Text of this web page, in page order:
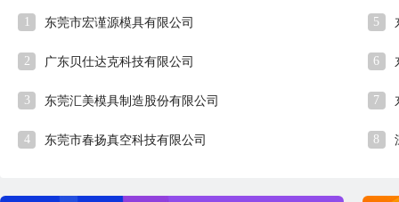
1 东莞市宏谨源模具有限公司
2 广东贝仕达克科技有限公司
3 东莞汇美模具制造股份有限公司
4 东莞市春扬真空科技有限公司
5
6
7
8